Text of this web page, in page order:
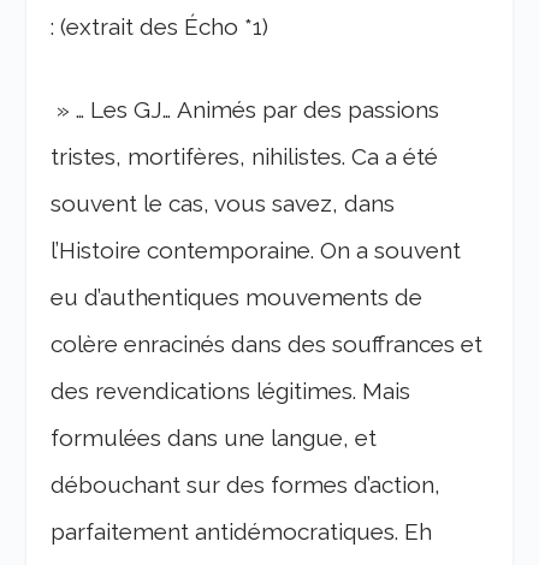
: (extrait des Écho *1)
» … Les GJ… Animés par des passions
tristes, mortifères, nihilistes. Ca a été
souvent le cas, vous savez, dans
l’Histoire contemporaine. On a souvent
eu d’authentiques mouvements de
colère enracinés dans des souffrances et
des revendications légitimes. Mais
formulées dans une langue, et
débouchant sur des formes d’action,
parfaitement antidémocratiques. Eh